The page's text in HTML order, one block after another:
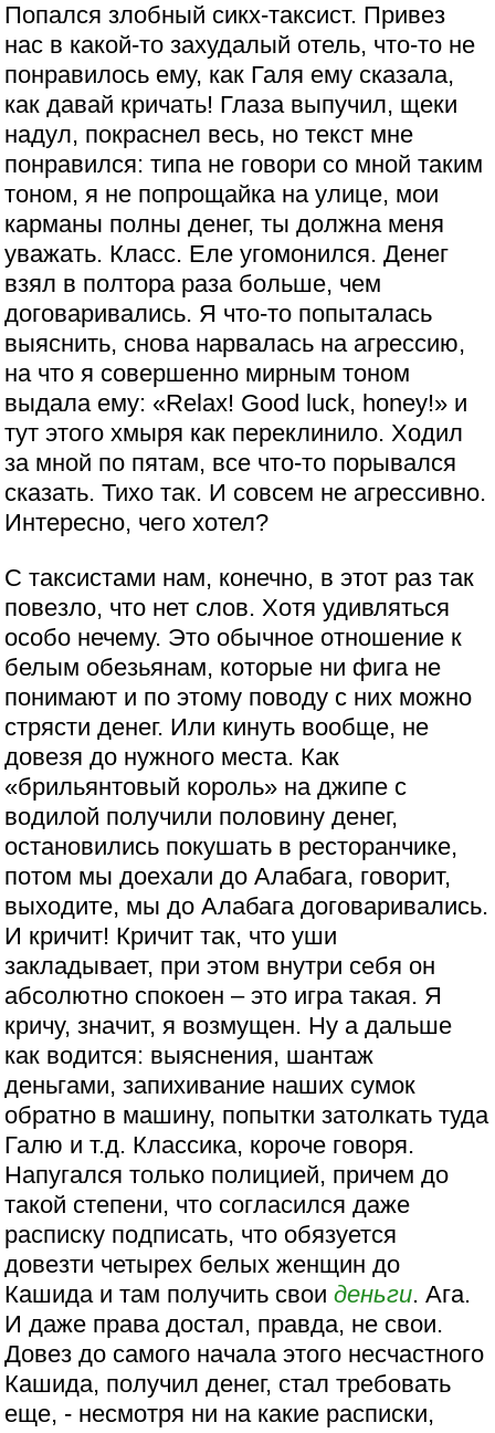
Попался злобный сикх-таксист. Привез
нас в какой-то захудалый отель, что-то не
понравилось ему, как Галя ему сказала,
как давай кричать! Глаза выпучил, щеки
надул, покраснел весь, но текст мне
понравился: типа не говори со мной таким
тоном, я не попрощайка на улице, мои
карманы полны денег, ты должна меня
уважать. Класс. Еле угомонился. Денег
взял в полтора раза больше, чем
договаривались. Я что-то попыталась
выяснить, снова нарвалась на агрессию,
на что я совершенно мирным тоном
выдала ему: «Relax! Good luck, honey!» и
тут этого хмыря как переклинило. Ходил
за мной по пятам, все что-то порывался
сказать. Тихо так. И совсем не агрессивно.
Интересно, чего хотел?
С таксистами нам, конечно, в этот раз так
повезло, что нет слов. Хотя удивляться
особо нечему. Это обычное отношение к
белым обезьянам, которые ни фига не
понимают и по этому поводу с них можно
стрясти денег. Или кинуть вообще, не
довезя до нужного места. Как
«брильянтовый король» на джипе с
водилой получили половину денег,
остановились покушать в ресторанчике,
потом мы доехали до Алабага, говорит,
выходите, мы до Алабага договаривались.
И кричит! Кричит так, что уши
закладывает, при этом внутри себя он
абсолютно спокоен – это игра такая. Я
кричу, значит, я возмущен. Ну а дальше
как водится: выяснения, шантаж
деньгами, запихивание наших сумок
обратно в машину, попытки затолкать туда
Галю и т.д. Классика, короче говоря.
Напугался только полицией, причем до
такой степени, что согласился даже
расписку подписать, что обязуется
довезти четырех белых женщин до
Кашида и там получить своиденьги. Ага.
И даже права достал, правда, не свои.
Довез до самого начала этого несчастного
Кашида, получил денег, стал требовать
еще, - несмотря ни на какие расписки,